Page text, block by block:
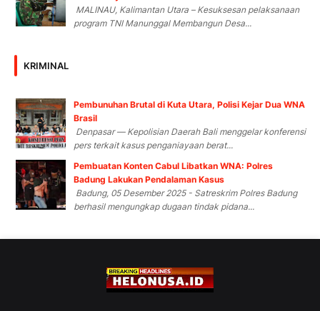
MALINAU, Kalimantan Utara – Kesuksesan pelaksanaan
program TNI Manunggal Membangun Desa...
KRIMINAL
Pembunuhan Brutal di Kuta Utara, Polisi Kejar Dua WNA
Brasil
Denpasar — Kepolisian Daerah Bali menggelar konferensi
pers terkait kasus penganiayaan berat...
Pembuatan Konten Cabul Libatkan WNA: Polres
Badung Lakukan Pendalaman Kasus
Badung, 05 Desember 2025 - Satreskrim Polres Badung
berhasil mengungkap dugaan tindak pidana...